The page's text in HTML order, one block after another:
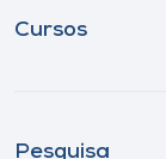
Cursos
Pesquisa